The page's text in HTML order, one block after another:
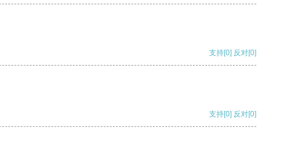
支持[0] 反对[0]
支持[0] 反对[0]